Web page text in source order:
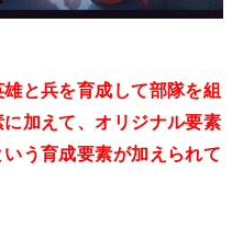
と兵を育成して部隊を組
加えて、オリジナル要素
う育成要素が加えられて